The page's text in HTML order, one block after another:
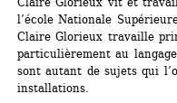
l’école Nationale
Claire Glorieux travaille
particulièrement au
sont autant de sujets qui
installations.